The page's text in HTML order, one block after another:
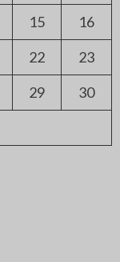
15
16
22
23
29
30